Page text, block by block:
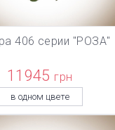
В КОРЗИНУ
406 серии "РОЗА"
11945 грн
в одном цвете